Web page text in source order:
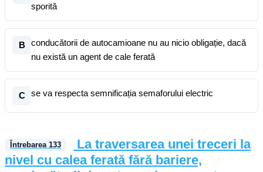
sporită
B
conducătorii de autocamioane nu au nicio obligație, dacă
nu există un agent de cale ferată
C se va respecta semnificația semaforului electric
Întrebarea 133
La traversarea unei treceri la
nivel cu calea ferată fără bariere,